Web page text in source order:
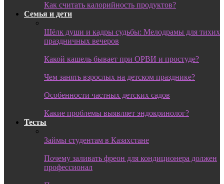
Как считать калорийность продуктов?
Семья и дети
Шёлк души и кадры судьбы: Мелодрамы для тихих
праздничных вечеров
Какой кашель бывает при ОРВИ и простуде?
Чем занять взрослых на детском празднике?
Особенности частных детских садов
Какие проблемы выявляет эндокринолог?
Тесты
Займы студентам в Казахстане
Почему заливать фреон для кондиционера должен
профессионал